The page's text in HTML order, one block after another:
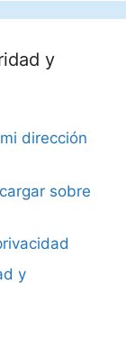
y
dirección
sobre
y